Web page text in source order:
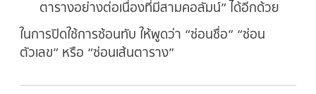
ตารางอย่างต่อเนื่องที่มีสามคอลัมน์” ได้อีกด้วย
ในการปิดใช้การซ้อนทับ ให้พูดว่า “ซ่อนชื่อ” “ซ่อน
ตัวเลข” หรือ “ซ่อนเส้นตาราง”